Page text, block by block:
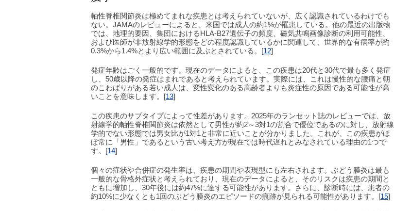
軸性脊椎関節炎は極めてまれな疾患とは考えられていないが、広く認識されているわけでも
ない。JAMAのレビューによると、米国では成人の約1%が罹患している。他の最近の出版物
では、地理的要因、集団におけるHLA-B27遺伝子の頻度、磁気共鳴画像診断の利用可能性、
および医師が非放射線学的形態をどの程度認識しているかに関連して、世界的な有病率が約
0.3%から1.4%とより広い範囲に及ぶとされている。[12]
発症年齢はごく一般的です。現在のデータによると、この疾患は20代と30代で最も多く発症
し、50歳以降の発症はまれであると考えられています。実際には、これは慢性的な腰痛と朝
のこわばりがある若い成人は、変性変化のある高齢者よりも炎症性の原因である可能性が高
いことを意味します。[13]
この疾患のサブタイプによって性差があります。2025年のランセット誌のレビューでは、放
射線学的軸性脊椎関節炎は依然として男性が約2～3対1の割合で優位であるのに対し、放射線
学的でない形態では男女比が1対1と非常に近いことが分かりました。これが、この疾患がほ
ぼ常に「男性」であるという古い考え方が現在では時代遅れとみなされている理由の1つで
す。[14]
個々の症状や合併症の発生率は、疾患の期間や表現型にも左右されます。ぶどう膜炎は最も
一般的な骨格外症状と考えられており、現在のデータによると、そのリスクは疾患の期間と
ともに増加し、30年後には約47%に達する可能性があります。さらに、診断時には、患者の
約10%に少なくとも1回のぶどう膜炎のエピソードの痕跡が見られる可能性があります。[15]